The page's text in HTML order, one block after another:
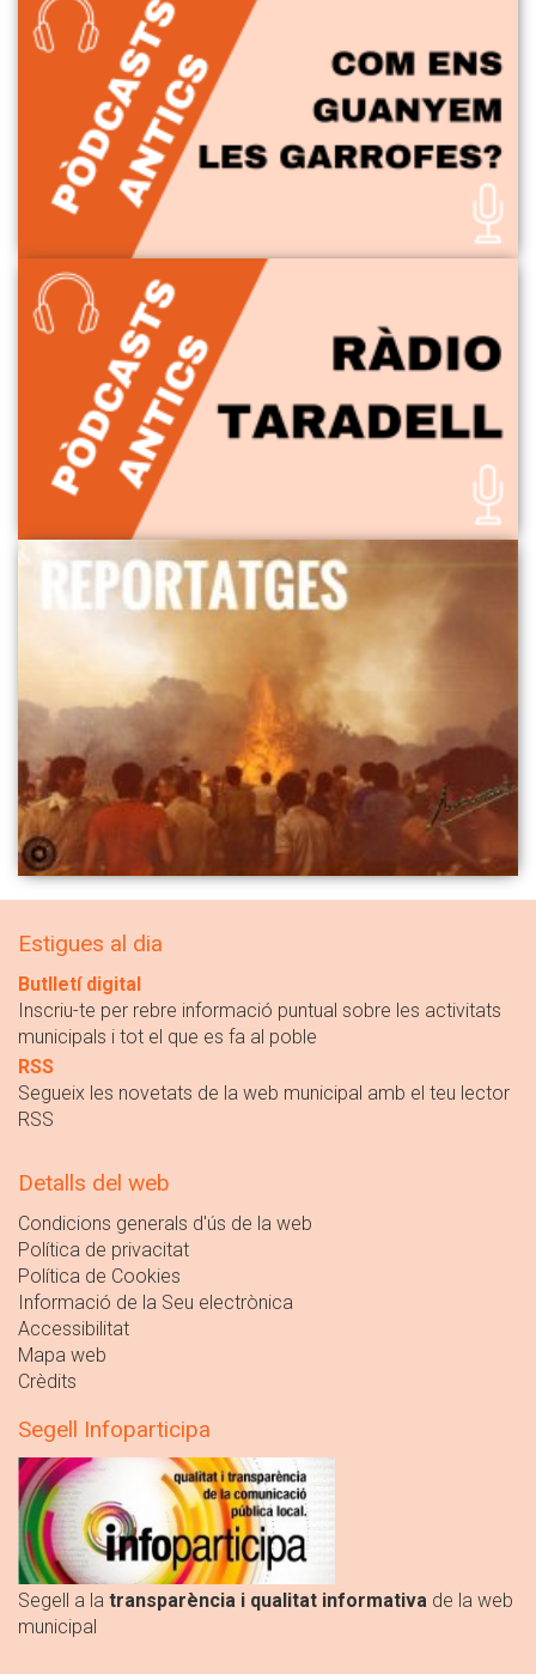
Estigues al dia
Butlletí digital
Inscriu-te per rebre informació puntual sobre les activitats
municipals i tot el que es fa al poble
RSS
Segueix les novetats de la web municipal amb el teu lector
RSS
Detalls del web
Condicions generals d'ús de la web
Política de privacitat
Política de Cookies
Informació de la Seu electrònica
Accessibilitat
Mapa web
Crèdits
Segell Infoparticipa
Segell a la transparència i qualitat informativa de la web
municipal